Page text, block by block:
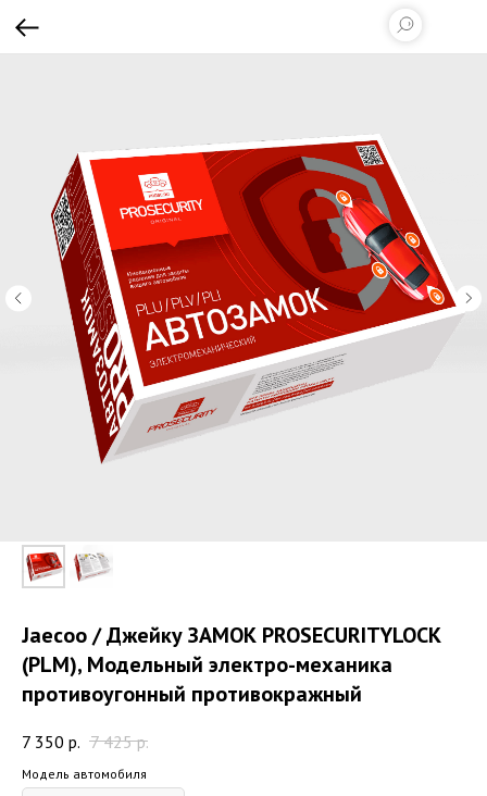
Jaecoo / Джейку ЗАМОК PROSECURITYLOCK
(PLM), Модельный электро-механика
противоугонный противокражный
7 350 р. 7 425 р.
Модель автомобиля